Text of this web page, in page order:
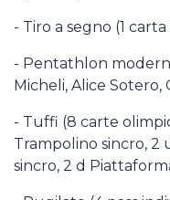
- Tiro a segno (1
- Pentathlon
Micheli, Alice Sotero,
- Tuffi (8 carte
Trampolino sincro, 2
sincro, 2 d